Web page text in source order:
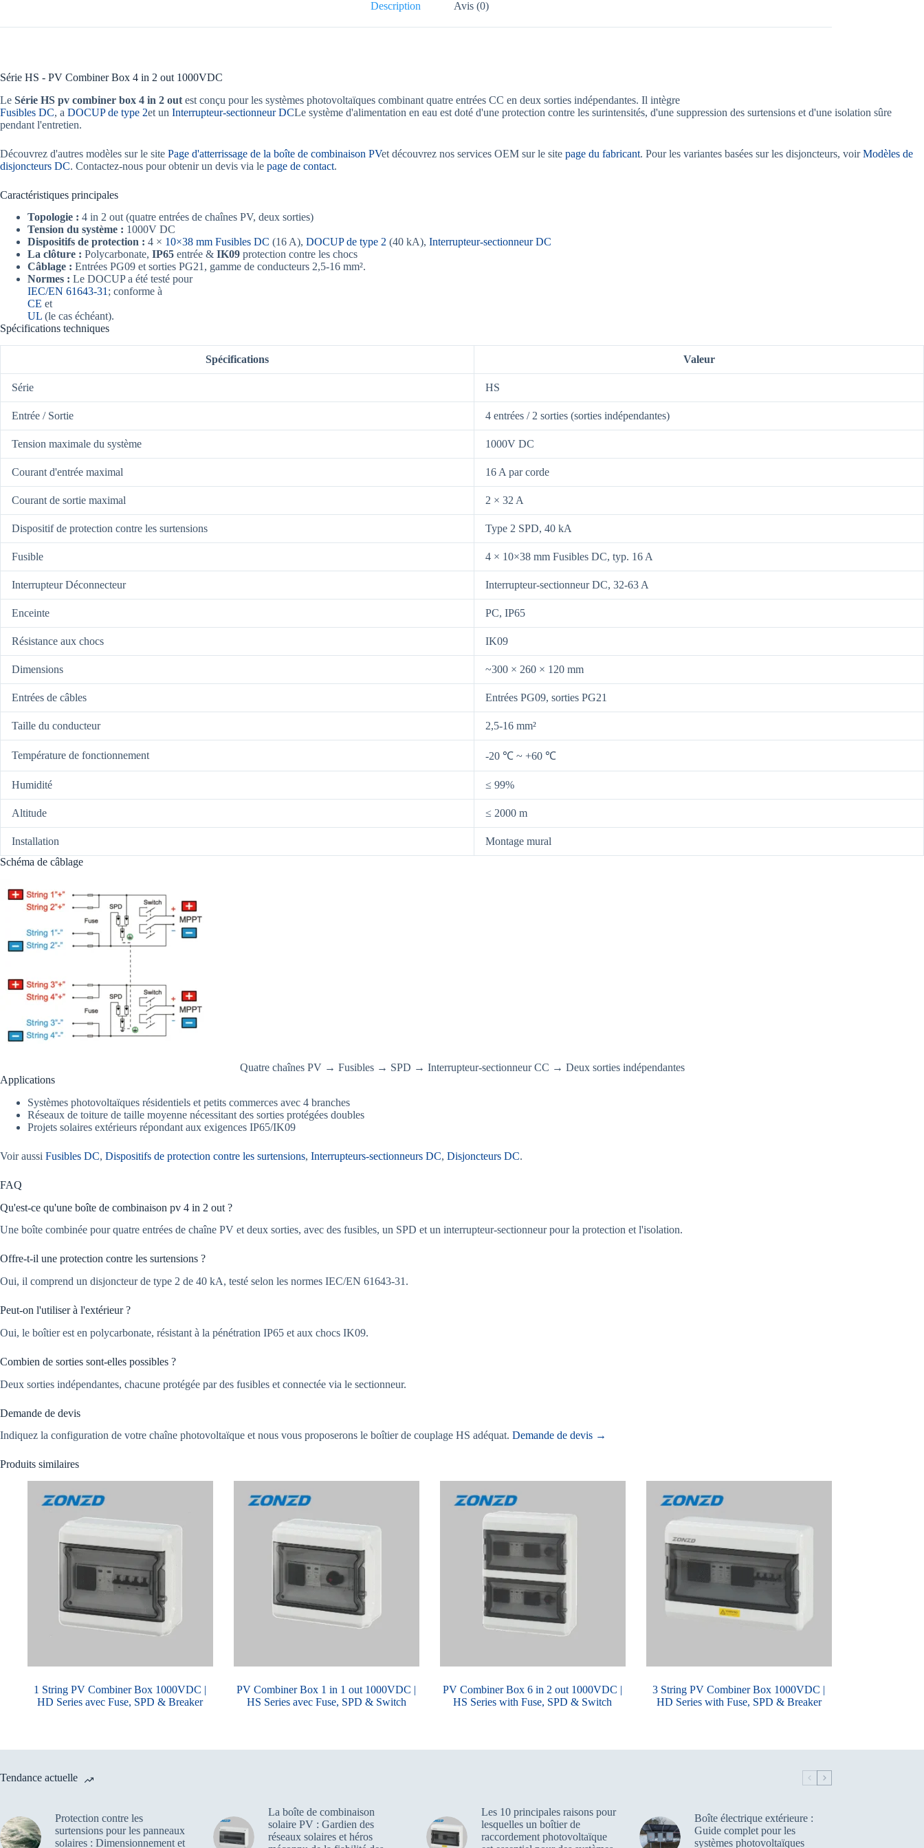
Description Avis (0)
Série HS - PV Combiner Box 4 in 2 out 1000VDC
Le Série HS pv combiner box 4 in 2 out est conçu pour les systèmes photovoltaïques combinant quatre entrées CC en deux sorties indépendantes. Il intègre
Fusibles DC, a DOCUP de type 2et un Interrupteur-sectionneur DCLe système d'alimentation en eau est doté d'une protection contre les surintensités, d'une suppression des surtensions et d'une isolation sûre
pendant l'entretien.
Découvrez d'autres modèles sur le site Page d'atterrissage de la boîte de combinaison PVet découvrez nos services OEM sur le site page du fabricant. Pour les variantes basées sur les disjoncteurs, voirModèles de
disjoncteurs DC. Contactez-nous pour obtenir un devis via le page de contact.
Caractéristiques principales
Topologie : 4 in 2 out (quatre entrées de chaînes PV, deux sorties)
Tension du système : 1000V DC
Dispositifs de protection : 4 × 10×38 mm Fusibles DC (16 A), DOCUP de type 2 (40 kA), Interrupteur-sectionneur DC
La clôture : Polycarbonate, IP65 entrée & IK09 protection contre les chocs
Câblage : Entrées PG09 et sorties PG21, gamme de conducteurs 2,5-16 mm².
Normes : Le DOCUP a été testé pour
IEC/EN 61643-31 ; conforme à
CE et
UL (le cas échéant).
Spécifications techniques
Spécifications Valeur
Série HS
Entrée / Sortie 4 entrées / 2 sorties (sorties indépendantes)
Tension maximale du système 1000V DC
Courant d'entrée maximal 16 A par corde
Courant de sortie maximal 2 × 32 A
Dispositif de protection contre les surtensions Type 2 SPD, 40 kA
Fusible 4 × 10×38 mm Fusibles DC, typ. 16 A
Interrupteur Déconnecteur Interrupteur-sectionneur DC, 32-63 A
Enceinte PC, IP65
Résistance aux chocs IK09
Dimensions ~300 × 260 × 120 mm
Entrées de câbles Entrées PG09, sorties PG21
Taille du conducteur 2,5-16 mm²
Température de fonctionnement -20 ℃ ~ +60 ℃
Humidité ≤ 99%
Altitude ≤ 2000 m
Installation
Montage mural
Schéma de câblage
Quatre chaînes PV → Fusibles → SPD → Interrupteur-sectionneur CC → Deux sorties indépendantes
Applications
Systèmes photovoltaïques résidentiels et petits commerces avec 4 branches
Réseaux de toiture de taille moyenne nécessitant des sorties protégées doubles
Projets solaires extérieurs répondant aux exigences IP65/IK09
Voir aussi Fusibles DC, Dispositifs de protection contre les surtensions, Interrupteurs-sectionneurs DC, Disjoncteurs DC.
FAQ
Qu'est-ce qu'une boîte de combinaison pv 4 in 2 out ?
Une boîte combinée pour quatre entrées de chaîne PV et deux sorties, avec des fusibles, un SPD et un interrupteur-sectionneur pour la protection et l'isolation.
Offre-t-il une protection contre les surtensions ?
Oui, il comprend un disjoncteur de type 2 de 40 kA, testé selon les normes IEC/EN 61643-31.
Peut-on l'utiliser à l'extérieur ?
Oui, le boîtier est en polycarbonate, résistant à la pénétration IP65 et aux chocs IK09.
Combien de sorties sont-elles possibles ?
Deux sorties indépendantes, chacune protégée par des fusibles et connectée via le sectionneur.
Demande de devis
Indiquez la configuration de votre chaîne photovoltaïque et nous vous proposerons le boîtier de couplage HS adéquat. Demande de devis →
Produits similaires
1 String PV Combiner Box 1000VDC |
HD Series avec Fuse, SPD & Breaker
PV Combiner Box 1 in 1 out 1000VDC |
HS Series avec Fuse, SPD & Switch
PV Combiner Box 6 in 2 out 1000VDC |
HS Series with Fuse, SPD & Switch
3 String PV Combiner Box 1000VDC |
HD Series with Fuse, SPD & Breaker
Tendance actuelle
Protection contre les
surtensions pour les panneaux
solaires : Dimensionnement et
La boîte de combinaison
solaire PV : Gardien des
réseaux solaires et héros
Les 10 principales raisons pour
lesquelles un boîtier de
raccordement photovoltaïque
Boîte électrique extérieure :
Guide complet pour les
systèmes photovoltaïques